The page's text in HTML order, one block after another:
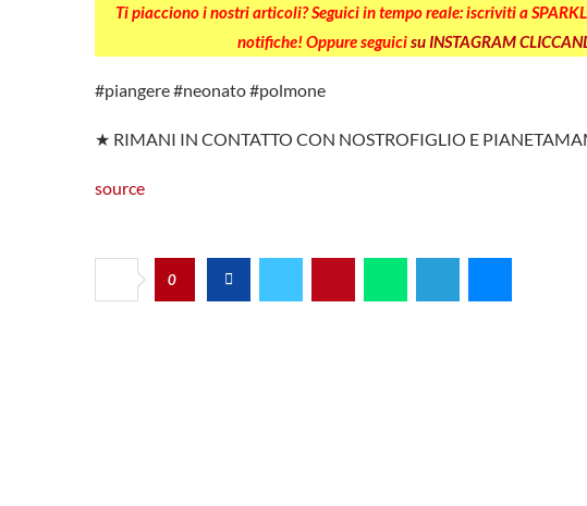
Ti piacciono i nostri articoli? Seguici in tempo reale: iscriviti a
notifiche! Oppure seguicisu INSTAGRAM
#piangere #neonato #polmone
★ RIMANI IN CONTATTO CON NOSTROFIGLIO E
source
0